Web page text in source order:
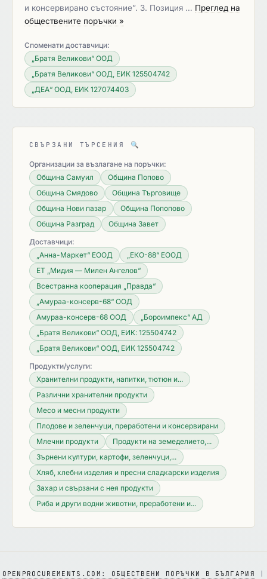
и консервирано състояние”. 3. Позиция … Преглед на
обществените поръчки »
Споменати доставчици:
„Братя Великови“ ООД
„Братя Великови“ ООД, ЕИК 125504742
„ДЕА“ ООД, ЕИК 127074403
СВЪРЗАНИ ТЪРСЕНИЯ 🔍
Организации за възлагане на поръчки:
Община Самуил
Община Попово
Община Смядово
Община Търговище
Община Нови пазар
Община Попопово
Община Разград
Община Завет
Доставчици:
„Анна-Маркет“ ЕООД
„ЕКО-88“ ЕООД
ЕТ „Мидия — Милен Ангелов“
Всестранна кооперация „Правда“
„Амураа-консерв-68“ ООД
Амураа-консерв-68 ООД
„Бороимпекс“ АД
„Братя Великови“ ООД, ЕИК: 125504742
„Братя Великови“ ООД, ЕИК 125504742
Продукти/услуги:
Хранителни продукти, напитки, тютюн и...
Различни хранителни продукти
Месо и месни продукти
Плодове и зеленчуци, преработени и консервирани
Млечни продукти
Продукти на земеделието,...
Зърнени култури, картофи, зеленчуци,...
Хляб, хлебни изделия и пресни сладкарски изделия
Захар и свързани с нея продукти
Риба и други водни животни, преработени и...
OPENPROCUREMENTS.COM: ОБЩЕСТВЕНИ ПОРЪЧКИ В БЪЛГАРИЯ